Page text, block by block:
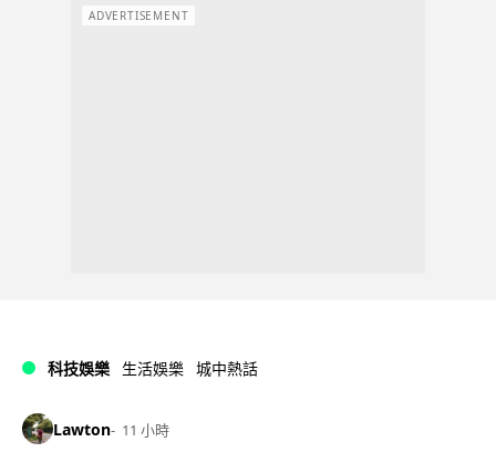
ADVERTISEMENT
科技娛樂 生活娛樂 城中熱話
Lawton 11 小時